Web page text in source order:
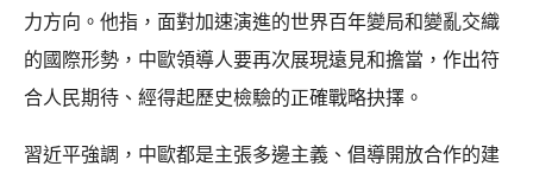
力方向。他指，面對加速演進的世界百年變局和變亂交織
的國際形勢，中歐領導人要再次展現遠見和擔當，作出符
合人民期待、經得起歷史檢驗的正確戰略抉擇。
習近平強調，中歐都是主張多邊主義、倡導開放合作的建